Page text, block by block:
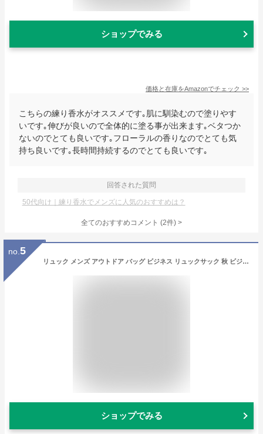
ショップでみる
価格と在庫をAmazonでチェック >>
こちらの練り香水がオススメです｡肌に馴染むので塗りやす
いです｡伸びが良いので全体的に塗る事が出来ます｡ベタつか
ないのでとても良いです｡フローラルの香りなのでとても気
持ち良いです｡長時間持続するのでとても良いです｡
回答された質問
50代向け｜練り香水でメンズに人気のおすすめは？
全てのおすすめコメント (2件) >
no. 5
リュック メンズ アウトドア バッグ ビジネス リュックサック 秋 ビジネスバッグ スポーツ 通勤 冬 大容量 40L 通学 革 ビジネスリュック おしゃれ 軽量 撥水 ブランド 大学生 夏 PC パソコン レザー 2WAY 40代 カジュアル 10代 小さめ 春 ブランド ランキング bag-867
ショップでみる